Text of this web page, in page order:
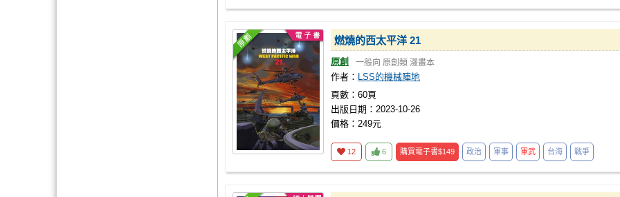
燃燒的西太平洋 21
原創 一般向 原創類 漫畫本
作者： LSS的機械陣地
頁數：60頁
出版日期：2023-10-26
價格：249元
12 6 購買電子書$149 政治 軍事 軍武 台海 戰爭